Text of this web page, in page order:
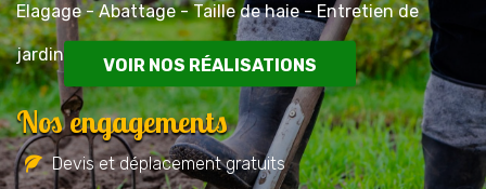
Elagage - Abattage - Taille de haie - Entretien de
jardin
VOIR NOS RÉALISATIONS
Nos engagements
Devis et déplacement gratuits